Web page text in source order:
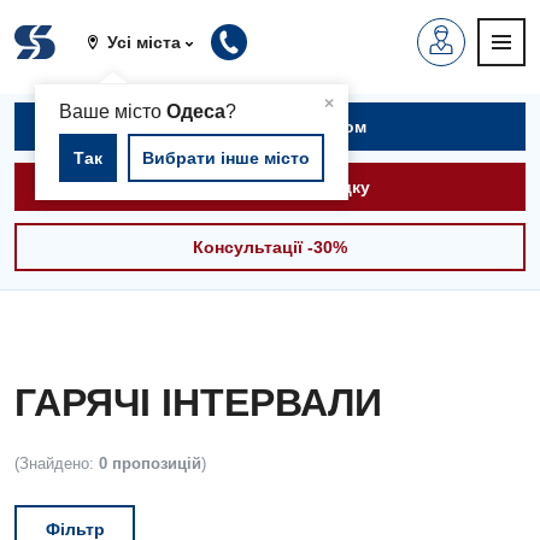
Усі міста
×
Ваше містоОдеса?
Так Вибрати інше місто
Записатися на прийом
Викликати швидку
Консультації -30%
ГАРЯЧІ ІНТЕРВАЛИ
(Знайдено: 0 пропозицій)
Фільтр